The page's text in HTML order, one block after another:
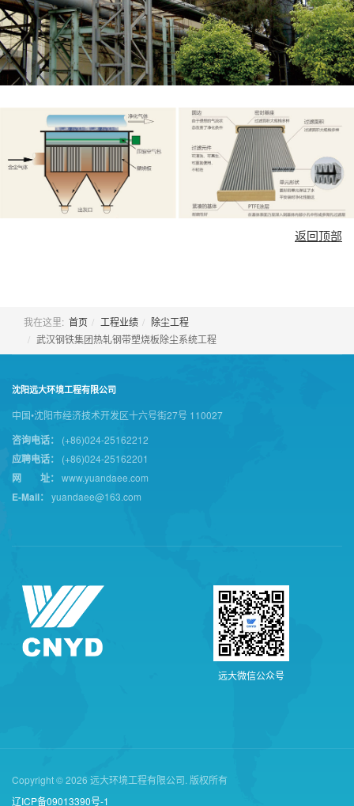
返回顶部
我在这里: 首页 工程业绩
除尘工程
武汉钢铁集团热轧钢带塑烧板除尘系统工程
沈阳远大环境工程有限公司
中国•沈阳市经济技术开发区十六号街27号 110027
咨询电话： (+86)024-25162212
应聘电话： (+86)024-25162201
网 址： www.yuandaee.com
E-Mail： yuandaee@163.com
远大微信公众号
Copyright © 2026 远大环境工程有限公司. 版权所有
辽ICP备09013390号-1